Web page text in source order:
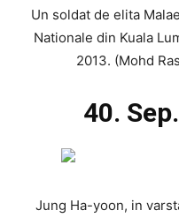
Un soldat de elita
Nationale din Kuala
2013. (Mohd
40.
Jung Ha-yoon, in